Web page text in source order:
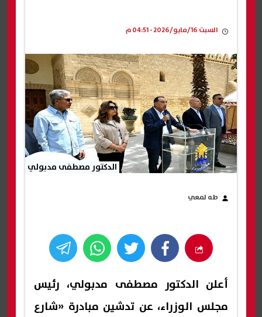
السبت 16/مايو/2026 - 04:51 م
الدكتور مصطفى مدبولي
طه لمعي
أعلن الدكتور مصطفى مدبولي، رئيس
مجلس الوزراء، عن تدشين مبادرة «شارع